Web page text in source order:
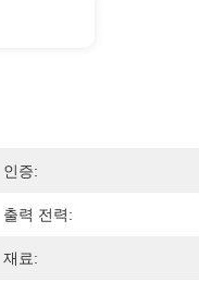
인증:
출력 전력:
재료: